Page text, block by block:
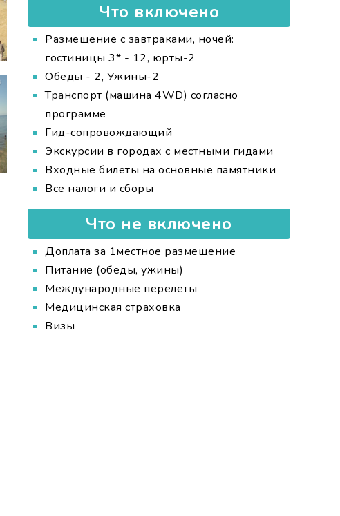
Что включено
Размещение с завтраками, ночей:
гостиницы 3* - 12, юрты-2
Обеды - 2, Ужины-2
Транспорт (машина 4WD) согласно
программе
Гид-сопровождающий
Экскурсии в городах с местными гидами
Входные билеты на основные памятники
Все налоги и сборы
Что не включено
Доплата за 1местное размещение
Питание (обеды, ужины)
Международные перелеты
Медицинская страховка
Визы